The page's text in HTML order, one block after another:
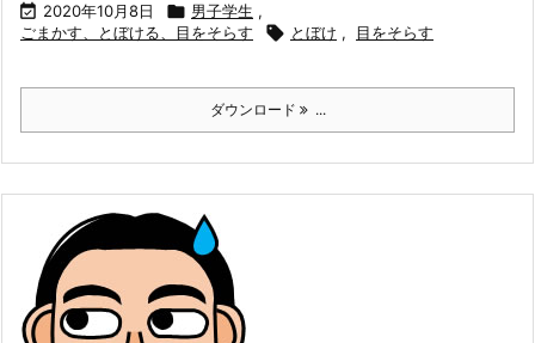
 2020年10月8日  男子学生 ,
ごまかす、とぼける、目をそらす
 とぼけ , 目をそらす
ダウンロード ...